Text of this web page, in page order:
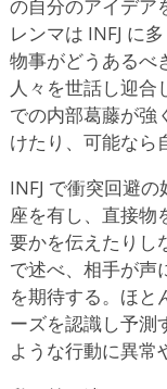
の自分のアイデア
レンマは INFJ に
物事がどうあるべ
人々を世話し迎合
での内部葛藤が強
けたり、可能なら
INFJ で衝突回避
座を有し、直接物
要かを伝えたりし
で述べ、相手が声
を期待する。ほと
ーズを認識し予測
ような行動に異常